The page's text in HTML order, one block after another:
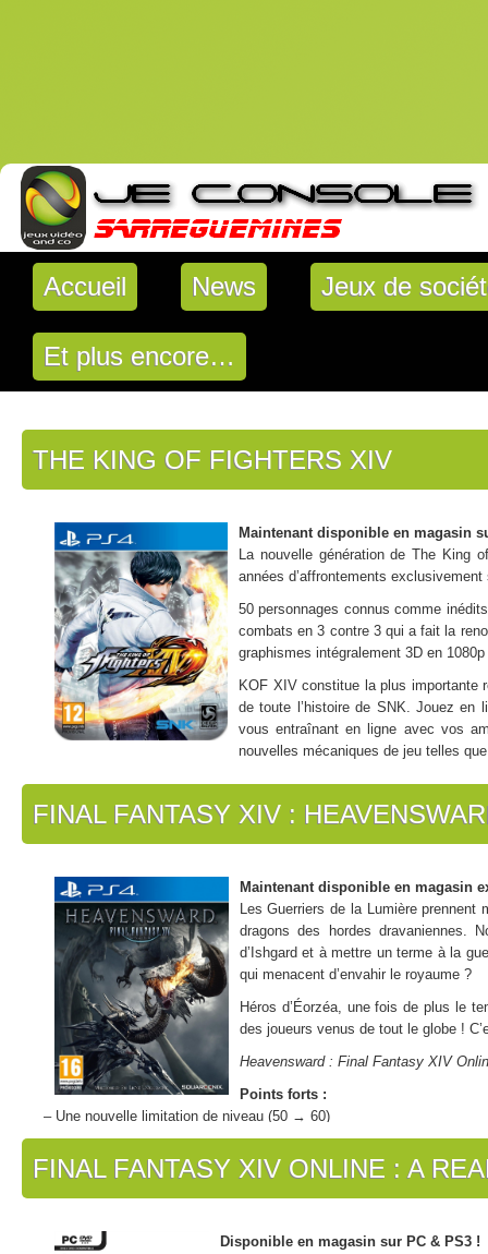
Accueil News Jeux de
Et plus encore…
THE KING OF FIGHTERS XIV
Maintenant disponible en magasin
La nouvelle génération de The King
années d’affrontements
50 personnages connus comme
combats en 3 contre 3 qui a fait la
graphismes intégralement 3D en
KOF XIV constitue la plus importante
de toute l’histoire de SNK. Jouez en
vous entraînant en ligne avec vos
nouvelles mécaniques de jeu telles
Suivez combat après combat le scénario inédit du généreux mode
du tournoi King of Fighters en ont fait un enjeu.
FINAL FANTASY XIV :
Maintenant disponible en magasin
Les Guerriers de la Lumière prennent
dragons des hordes dravaniennes.
d’Ishgard et à mettre un terme à la
qui menacent d’envahir le royaume ?
Héros d’Éorzéa, une fois de plus le
des joueurs venus de tout le globe !
Heavensward : Final Fantasy XIV
Points forts :
– Une nouvelle limitation de niveau (50 → 60)
– Découvrez des montures volantes et une nouvelle race jouable, les
– Des nouveaux jobs : chevalier noir, machiniste et astromancien
FINAL FANTASY XIV ONLINE : A
Disponible en magasin sur PC & PS3 !